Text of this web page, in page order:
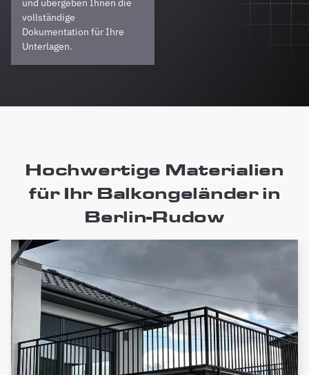
und übergeben Ihnen die
vollständige
Dokumentation für Ihre
Unterlagen.
Hochwertige Materialien
für Ihr Balkongeländer in
Berlin-Rudow